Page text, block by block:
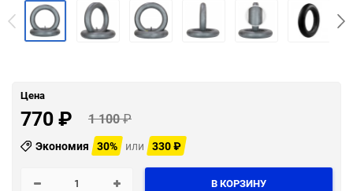
Цена
770₽ 1 100₽
Экономия 30% или 330₽
В КОРЗИНУ